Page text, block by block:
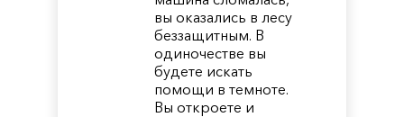
вы оказались в лесу
беззащитным. В
одиночестве вы
будете искать
помощи в темноте.
Вы откроете и